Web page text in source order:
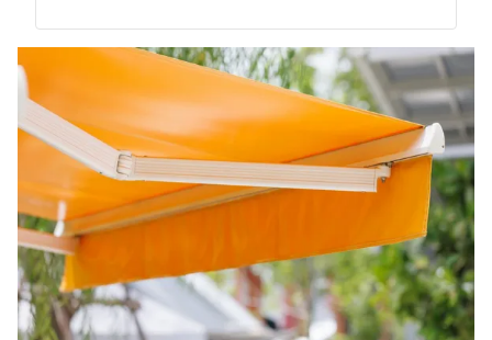
Zäune & Tore
Garagentore
Carports
Anmelden / Registrieren